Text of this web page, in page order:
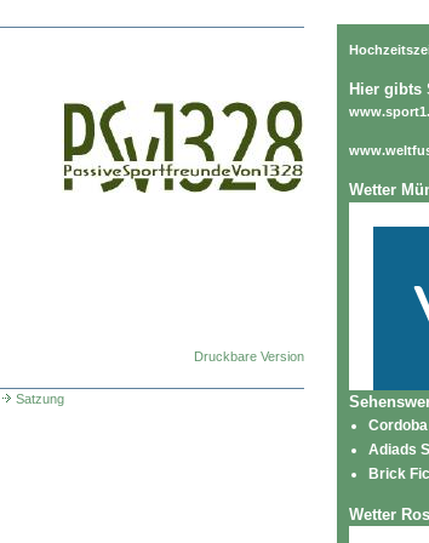
Druckbare Version
Satzung
Hier gibts
Wetter
Adiads
Brick
Wetter